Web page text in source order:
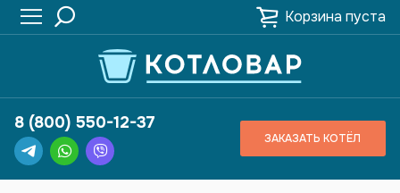
Корзина пуста
8 (800) 550-12-37
ЗАКАЗАТЬ КОТЁЛ